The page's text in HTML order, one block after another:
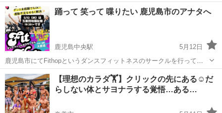
か⁉️ 【🔰オンラインボディメイク×認定コーチングの特徴🏋️】 ✔️厳しい
食事制限なし＆家族の食事に合わせたアドバイス ✔️毎日LINE·Z...
鹿児島 霧島市 国分駅 その他 コーチング
踊って 笑って 喋りたい 鹿児島市のアナタへ
鹿児島中央駅
5月12日
鹿児島市にてFithopというダンスフィットネスのサークルを行ってい
ます。 次回は5/17（日） 玉里団地福祉館にて 19:30〜20:20 昔、ちょ
っとでもダンスをかじったことがある人へ✨ 「踊るのは好き。 でも、
もう...
鹿児島 鹿児島市 鹿児島中央駅 その他 未経験
【理想のカラダ🏋️】クリックの先にある☺️だ
らしない体とサヨナラする覚悟…ある…